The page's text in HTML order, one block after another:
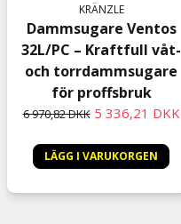
KRÄNZLE
Dammsugare Ventos
32L/PC – Kraftfull våt-
och torrdammsugare
för proffsbruk
6 970,82 DKK 5 336,21 DKK
LÄGG I VARUKORGEN